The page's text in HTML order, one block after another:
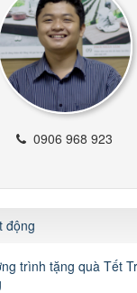
0906 968 923
động
trình tặng quà Tết